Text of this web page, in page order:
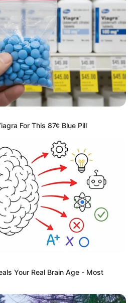
For This 87¢ Blue Pill
Your Real Brain Age - Most